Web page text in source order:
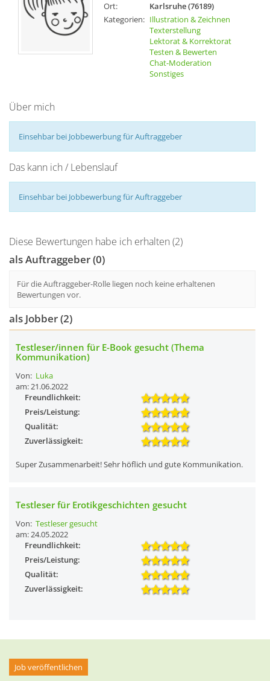
Ort:
Karlsruhe (76189)
Kategorien: Illustration & Zeichnen
Texterstellung
Lektorat & Korrektorat
Testen & Bewerten
Chat-Moderation
Sonstiges
Über mich
Einsehbar bei Jobbewerbung für Auftraggeber
Das kann ich / Lebenslauf
Einsehbar bei Jobbewerbung für Auftraggeber
Diese Bewertungen habe ich erhalten (2)
als Auftraggeber (0)
Für die Auftraggeber-Rolle liegen noch keine erhaltenen
Bewertungen vor.
als Jobber (2)
Testleser/innen für E-Book gesucht (Thema
Kommunikation)
Von: Luka
am: 21.06.2022
Freundlichkeit:
Preis/Leistung:
Qualität:
Zuverlässigkeit:
Super Zusammenarbeit! Sehr höflich und gute Kommunikation.
Testleser für Erotikgeschichten gesucht
Von: Testleser gesucht
am: 24.05.2022
Freundlichkeit:
Preis/Leistung:
Qualität:
Zuverlässigkeit:
Job veröffentlichen